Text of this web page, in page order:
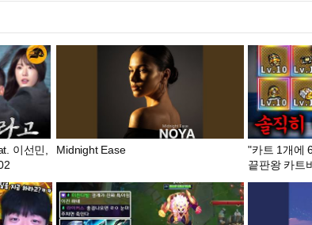
이선민,
Midnight Ease
"카트 1개에
끝판왕 카트